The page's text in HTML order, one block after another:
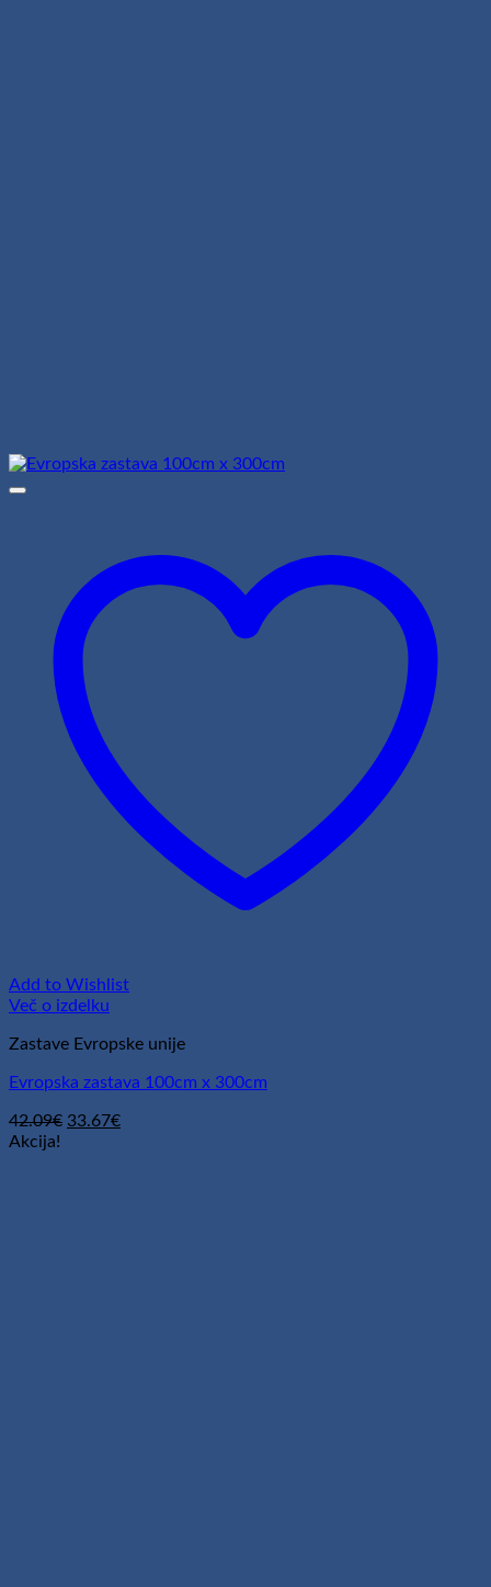
Add to Wishlist
Več o izdelku
Zastave Evropske unije
Evropska zastava 100cm x 300cm
42.09€ Izvirna
33.67€Trenutna
Akcija!